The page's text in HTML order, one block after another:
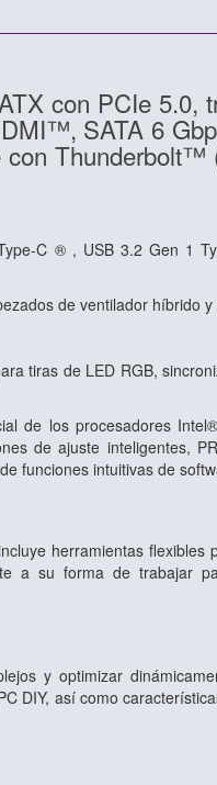
con PCIe 5.0,
SATA 6
con
C ® , USB 3.2 Gen 1
de ventilador híbrido
tiras de LED RGB,
de los procesadores
de ajuste inteligentes,
funciones intuitivas de
herramientas flexibles
a su forma de trabajar
y optimizar
DIY, así como